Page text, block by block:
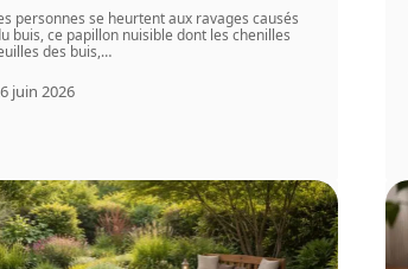
personnes se heurtent aux ravages causés
buis, ce papillon nuisible dont les chenilles
des buis,…
juin 2026